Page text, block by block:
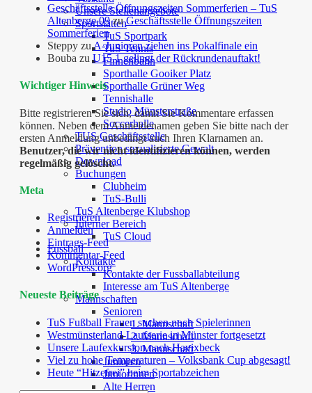
Unsere Stellenangebote
Sportstätten
TuS Sportpark
TuS Tennis
Finnenbahn
Sporthalle Gooiker Platz
Sporthalle Grüner Weg
Tennishalle
Studio Münsterstraße
Soccerhalle
TUS Geschäftsstelle
Prävention sexualisierte Gewalt
Download
Buchungen
Clubheim
TuS-Bulli
TuS Altenberge Klubshop
Interner Bereich
TuS Cloud
Fussball
Kontakte
Kontakte der Fussballabteilung
Interesse am TuS Altenberge
Mannschaften
Senioren
1. Mannschaft
2. Mannschaft
3. Mannschaft
Junioren
Juniorinnen
Alte Herren
Geschäftsstelle Öffnungszeiten Sommerferien – TuS
Altenberge 09zuGeschäftsstelle Öffnungszeiten
Sommerferien
Steppy zuA-Junioren ziehen ins Pokalfinale ein
Bouba zuU15.1 gelingt der Rückrundenauftakt!
Wichtiger Hinweis
Bitte registrieren Sie sich, damit Sie Kommentare erfassen
können. Neben dem Anmeldenamen geben Sie bitte nach der
ersten Anmeldung unbedingt auch Ihren Klarnamen an.
Benutzer, die wir nicht identifizieren können, werden
regelmäßig gelöscht.
Meta
Registrieren
Anmelden
Eintrags-Feed
Kommentar-Feed
WordPress.org
Neueste Beiträge
TuS Fußball Frauen suchen noch Spielerinnen
Westmünsterland-Laufserie in Münster fortgesetzt
Unsere Laufexkursion nach Havixbeck
Viel zu hohe Temperaturen – Volksbank Cup abgesagt!
Heute “Hitzefrei” beim Sportabzeichen